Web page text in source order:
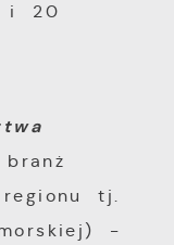
i 20
regionu tj.
-